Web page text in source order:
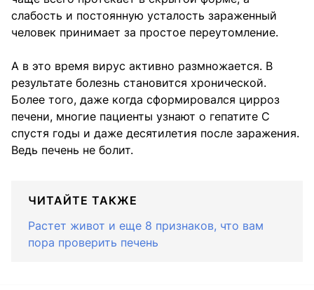
слабость и постоянную усталость зараженный
человек принимает за простое переутомление.
А в это время вирус активно размножается. В
результате болезнь становится хронической.
Более того, даже когда сформировался цирроз
печени, многие пациенты узнают о гепатите С
спустя годы и даже десятилетия после заражения.
Ведь печень не болит.
ЧИТАЙТЕ ТАКЖЕ
Растет живот и еще 8 признаков, что вам
пора проверить печень